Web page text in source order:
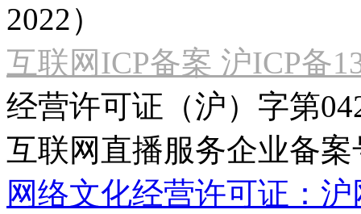
2022）
互联网ICP备案 沪ICP备
经营许可证（沪）字第
互联网直播服务企业备案
网络文化经营许可证：